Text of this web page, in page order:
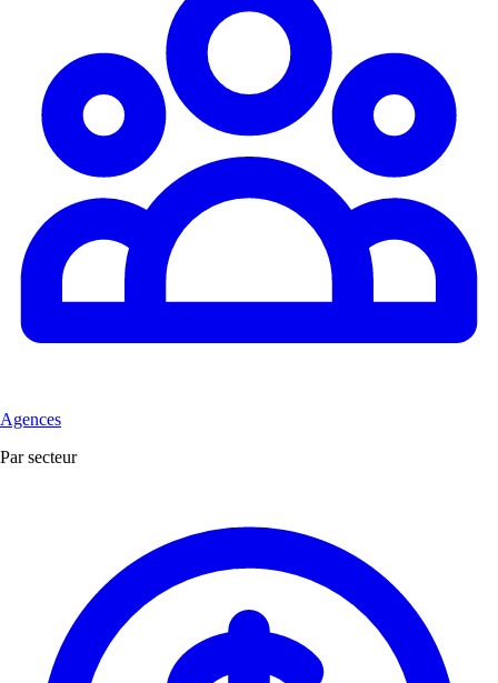
Agences
Par secteur